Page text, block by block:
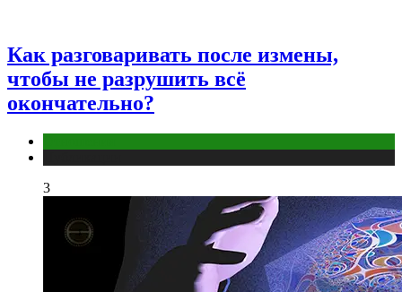
Как разговаривать после измены,
чтобы не разрушить всё
окончательно?
3